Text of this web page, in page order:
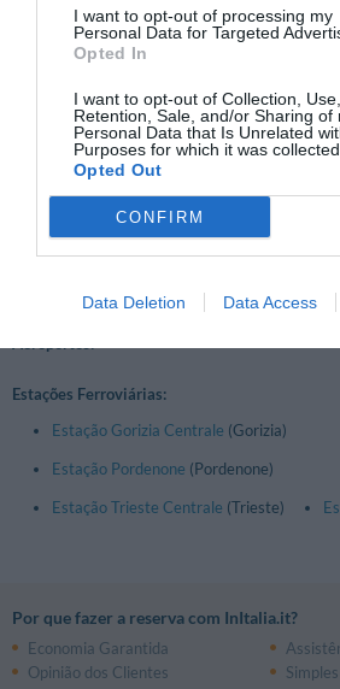
I want to opt-out of processing my
Personal Data for Targeted
Opted In
I want to opt-out of Collection, Use,
Retention, Sale, and/or Sharing of
Personal Data that Is Unrelated
Purposes for which it was collected.
Opted Out
CONFIRM
Data Deletion Data Access
Forni Di Sopra
Lignano Sabbiadoro
Pontebba
Rivignano
Sutrio
Tarvisio
Zonas de Interesse na Região:
Estações Ferroviárias:
Estação Gorizia Centrale (Gorizia)
Estação Pordenone (Pordenone)
Estação Trieste Centrale (Trieste)
Por que fazer a reserva com InItalia.it?
Economia Garantida
Opinião dos Clientes